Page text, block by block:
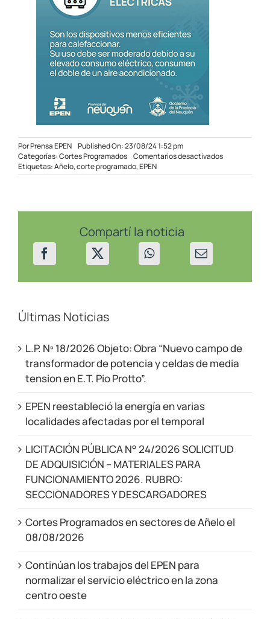
PorPrensa EPEN Published On: 23/08/24 1:52 pm
Categorías:Cortes Programados Comentarios desactivadosen
programado
Etiquetas:Añelo,corte programado,EPEN
Compartí la noticia
Últimas Noticias
L.P. Nº 18/2026 Objeto: Obra “Nuevo campo de
transformador de potencia y celdas de media
tension en E.T. Pio Protto”.
EPEN reestableció la energía en varias
localidades afectadas por el temporal
LICITACIÓN PÚBLICA N° 24/2026 SOLICITUD
DE ADQUISICIÓN – MATERIALES PARA
FUNCIONAMIENTO 2026. RUBRO:
SECCIONADORES Y DESCARGADORES
Cortes Programados en sectores de Añelo el
08/08/2026
Continúan los trabajos del EPEN para
normalizar el servicio eléctrico en la zona
centro oeste